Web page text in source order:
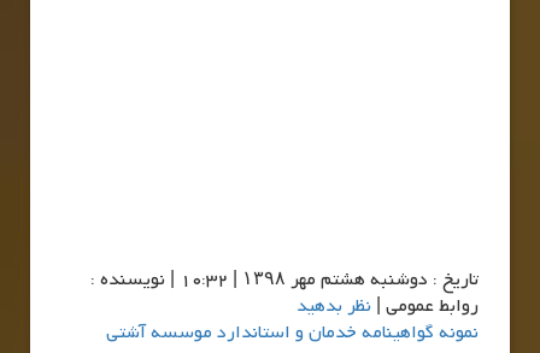
تاريخ : دوشنبه هشتم مهر ۱۳۹۸ | 10:32 | نویسنده :
روابط عمومی | نظر بدهید
نمونه گواهینامه خدمان و استاندارد موسسه آشتی